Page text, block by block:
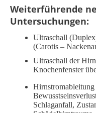
Weiterführende
Untersuchungen:
Ultraschall
(Carotis –
Ultraschall der
Knochenfenster
Schlaganfall,